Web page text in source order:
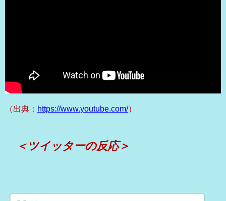
（出典： https://www.youtube.com/）
＜ツイッターの反応＞